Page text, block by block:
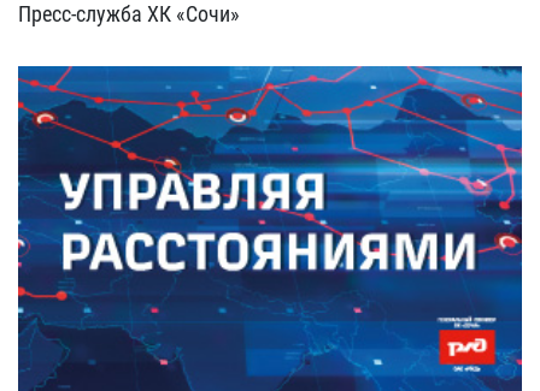
Пресс-служба ХК «Сочи»